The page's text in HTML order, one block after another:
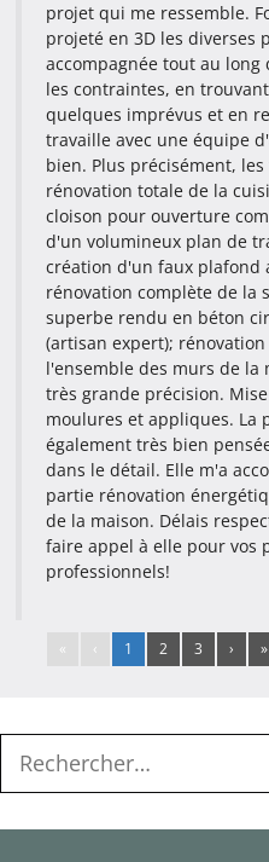
projet qui me ressemble.
projeté en 3D les diverses
accompagnée tout au
les contraintes, en
quelques imprévus et en
travaille avec une équipe
bien. Plus précisément,
rénovation totale de la
cloison pour ouverture
d'un volumineux plan de
création d'un faux plafond
rénovation complète de la
superbe rendu en béton
(artisan expert);
l'ensemble des murs de la
très grande précision.
moulures et appliques. La
également très bien
dans le détail. Elle m'a
partie rénovation
de la maison. Délais
faire appel à elle pour vos
professionnels!
« ‹ 1 2 3 › »
Rechercher :